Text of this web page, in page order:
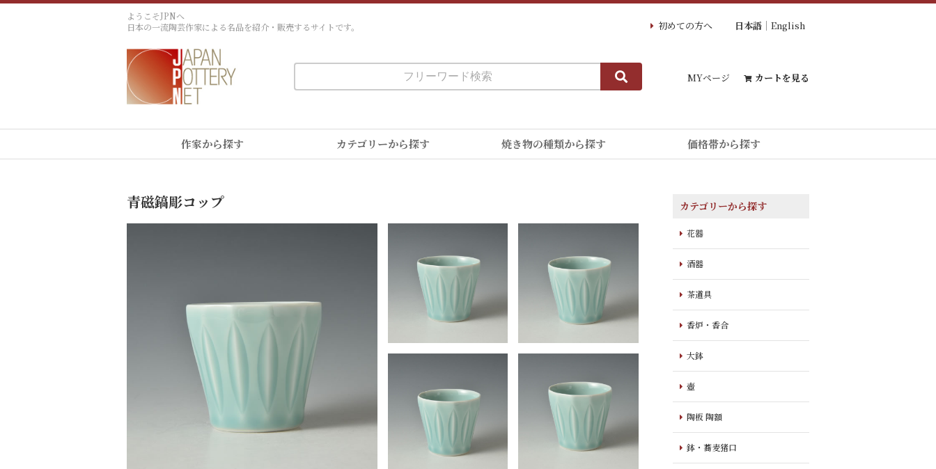
ようこそJPNへ
日本の一流陶芸作家による名品を紹介・販売するサイトです。
初めての方へ 日本語 English
MYページ カートを見る
作家から探す カテゴリーから探す 焼き物の種類から探す 価格帯から探す
青磁鎬彫コップ カテゴリーから探す
花器
酒器
茶道具
香炉・香合
大鉢
壺
陶板 陶額
鉢・蕎麦猪口